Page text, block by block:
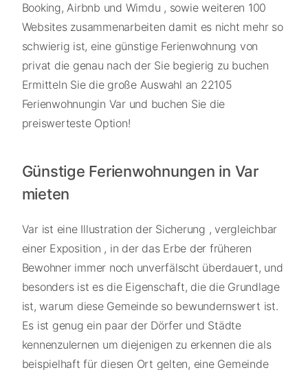
Booking, Airbnb und Wimdu , sowie weiteren 100
Websites zusammenarbeiten damit es nicht mehr so
schwierig ist, eine günstige Ferienwohnung von
privat die genau nach der Sie begierig zu buchen
Ermitteln Sie die große Auswahl an 22105
Ferienwohnungin Var und buchen Sie die
preiswerteste Option!
Günstige Ferienwohnungen in Var
mieten
Var ist eine Illustration der Sicherung , vergleichbar
einer Exposition , in der das Erbe der früheren
Bewohner immer noch unverfälscht überdauert, und
besonders ist es die Eigenschaft, die die Grundlage
ist, warum diese Gemeinde so bewundernswert ist.
Es ist genug ein paar der Dörfer und Städte
kennenzulernen um diejenigen zu erkennen die als
beispielhaft für diesen Ort gelten, eine Gemeinde